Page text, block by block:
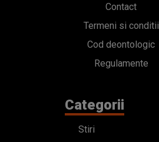
Contact
Termeni si conditii
Cod deontologic
Regulamente
Categorii
Stiri